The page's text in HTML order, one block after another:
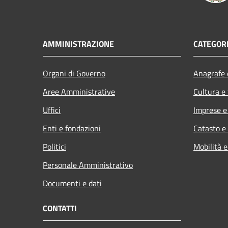
AMMINISTRAZIONE
Organi di Governo
Aree Amministrative
Uffici
Enti e fondazioni
Politici
Personale Amministrativo
Documenti e dati
Cultura
Imprese
Catasto
Mobilità
CONTATTI